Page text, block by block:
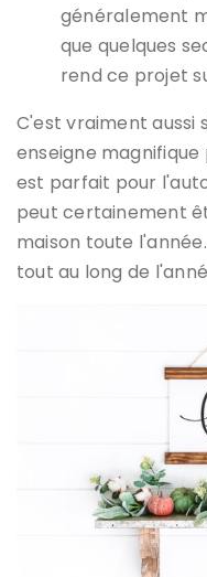
généralement
que quelques
rend ce projet
C'est vraiment aussi
enseigne
est parfait pour
peut certainement
maison toute
tout au long de